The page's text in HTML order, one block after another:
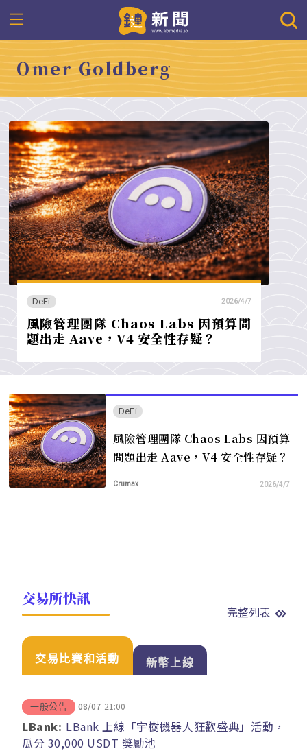
Omer Goldberg
DeFi 2026/4/7
風險管理團隊 Chaos Labs 因預算問
題出走 Aave，V4 安全性存疑？
DeFi
風險管理團隊 Chaos Labs 因預算
問題出走 Aave，V4 安全性存疑？
Crumax 2026/4/7
交易所快訊
完整列表
交易比賽和活動 新幣上線
一般公告 08/07 21:00
LBank: LBank 上線「宇樹機器人狂歡盛典」活動，
瓜分 30,000 USDT 獎勵池